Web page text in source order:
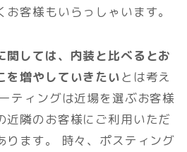
客様もいらっしゃいます。
関しては、内装と比べるとお
を増やしていきたいとは考え
ティングは近場を選ぶお客様
近隣のお客様にご利用いただ
ります。 時々、ポスティング